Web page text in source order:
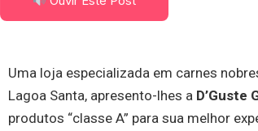
Uma loja especializada em carnes
Lagoa Santa, apresento-lhes a D’Guste
produtos “classe A” para sua melhor